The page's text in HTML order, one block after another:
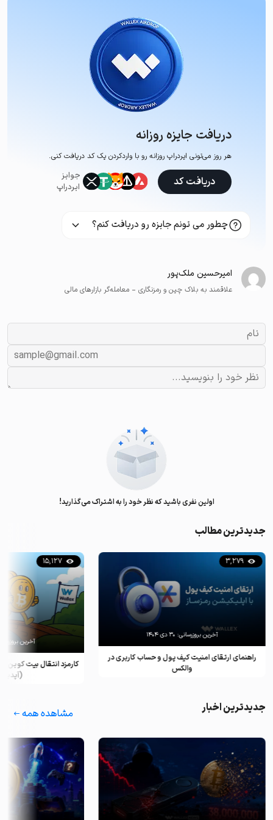
دریافت جایزه روزانه
هر روز می‌تونی ایردراپ روزانه رو با وارد‌کردن یک کد دریافت کنی.
جوایز
ایردراپ
دریافت کد
چطور می تونم جایزه رو دریافت کنم؟
امیرحسین ملک‌پور
علاقمند به بلاک چین و رمزنگاری - معامله‌گر بازارهای مالی
اولین نفری باشید که نظر خود را به اشتراک می‌گذارید!
جدیدترین مطالب
راهنمای ارتقای امنیت کیف پول و حساب کاربری در
والکس
3,279
آخرین بروزرسانی: ۳۰ دی ۱۴۰۴
کارمزد انتقال بیت کوین
(آپدیت
15,127
آخرین
جدیدترین اخبار مشاهده همه